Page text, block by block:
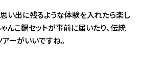
思い出に残るような体験を入れたら楽し
んこ鍋セットが事前に届いたり、伝統
ーがいいですね。